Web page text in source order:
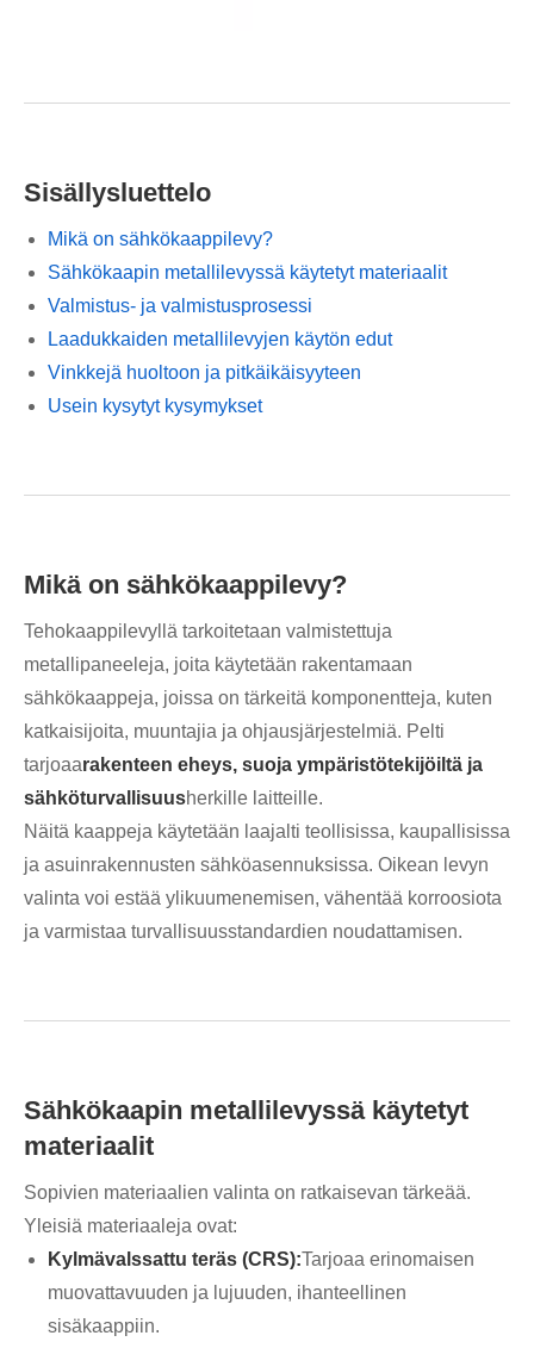
Sisällysluettelo
Mikä on sähkökaappilevy?
Sähkökaapin metallilevyssä käytetyt materiaalit
Valmistus- ja valmistusprosessi
Laadukkaiden metallilevyjen käytön edut
Vinkkejä huoltoon ja pitkäikäisyyteen
Usein kysytyt kysymykset
Mikä on sähkökaappilevy?
Tehokaappilevyllä tarkoitetaan valmistettuja
metallipaneeleja, joita käytetään rakentamaan
sähkökaappeja, joissa on tärkeitä komponentteja, kuten
katkaisijoita, muuntajia ja ohjausjärjestelmiä. Pelti
tarjoaarakenteen eheys, suoja ympäristötekijöiltä ja
sähköturvallisuusherkille laitteille.
Näitä kaappeja käytetään laajalti teollisissa, kaupallisissa
ja asuinrakennusten sähköasennuksissa. Oikean levyn
valinta voi estää ylikuumenemisen, vähentää korroosiota
ja varmistaa turvallisuusstandardien noudattamisen.
Sähkökaapin metallilevyssä käytetyt
materiaalit
Sopivien materiaalien valinta on ratkaisevan tärkeää.
Yleisiä materiaaleja ovat:
Kylmävalssattu teräs (CRS):Tarjoaa erinomaisen
muovattavuuden ja lujuuden, ihanteellinen
sisäkaappiin.